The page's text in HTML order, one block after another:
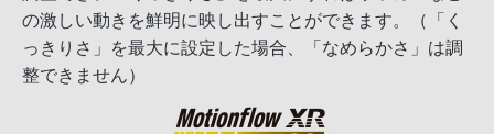
の激しい動きを鮮明に映し出すことができます。（「く
っきりさ」を最大に設定した場合、「なめらかさ」は調
整できません）